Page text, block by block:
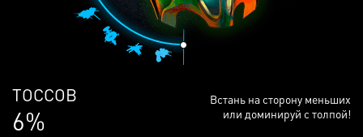
ЛЮДЕЙ
68%
Встань на сторону меньших
или доминируй с толпой!